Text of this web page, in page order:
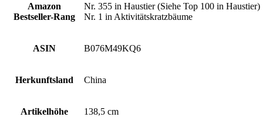
Amazon
Bestseller-Rang
Nr. 355 in Haustier (Siehe Top 100 in Haustier)
Nr. 1 in Aktivitätskratzbäume
ASIN B076M49KQ6
Herkunftsland China
Artikelhöhe 138,5 cm